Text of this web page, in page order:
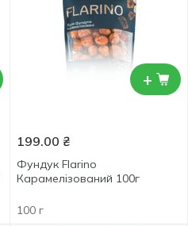
+
199.00 ₴
Фундук Flarino
Карамелізований 100г
100 г